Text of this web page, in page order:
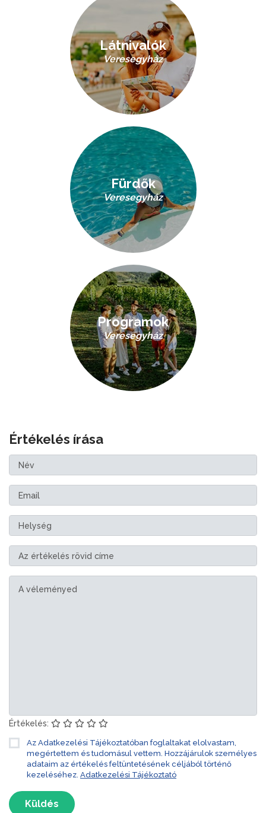
Látnivalók
Veresegyház
Fürdők
Veresegyház
Programok
Veresegyház
Értékelés írása
Értékelés:
Az Adatkezelési Tájékoztatóban foglaltakat elolvastam,
megértettem és tudomásul vettem. Hozzájárulok személyes
adataim az értékelés feltüntetésének céljából történő
kezeléséhez. Adatkezelési Tájékoztató
Küldés